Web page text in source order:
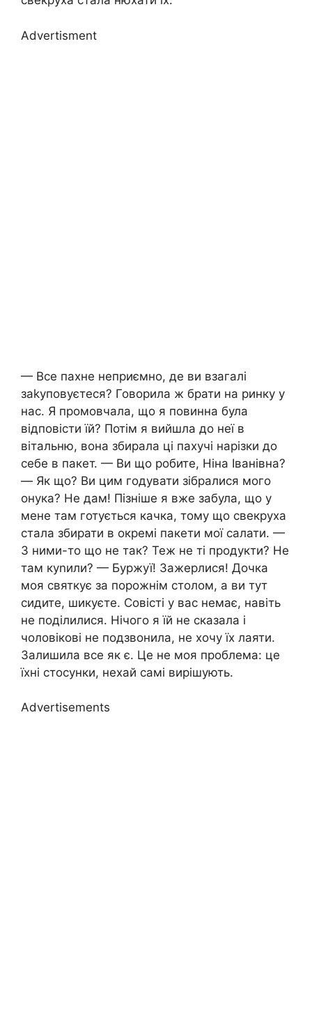
Advertisment
— Все пахне неприємно, де ви взагалі
заkуповуєтеся? Говорила ж брати на ринку у
нас. Я промовчала, що я повинна була
відповісти їй? Потім я вийшла до неї в
вітальню, вона збирала ці пахучі нарізки до
себе в пакет. — Ви що робите, Ніна Іванівна?
— Як що? Ви цим годувати зібралися мого
онука? Не дам! Пізніше я вже забула, що у
мене там готується качка, тому що свекруха
стала збирати в окремі пакети мої салати. —
З ними-то що не так? Теж не ті продукти? Не
там куnили? — Буржуї! Зажерлися! Дочка
моя святкує за порожнім столом, а ви тут
сидите, шикуєте. Совісті у вас немає, навіть
не поділилися. Нічого я їй не сказала і
чоловікові не подзвонила, не хочу їх лаяти.
Залишила все як є. Це не моя проблема: це
їхні стосунки, нехай самі вирішують.
Advertisements